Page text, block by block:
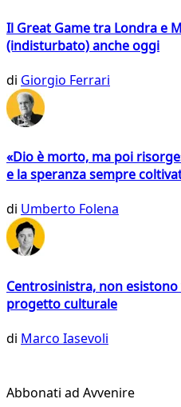
Il Great Game tra Londra e
(indisturbato) anche oggi
di Giorgio Ferrari
«Dio è morto, ma poi
e la speranza sempre
di Umberto Folena
Centrosinistra, non
progetto culturale
di Marco Iasevoli
Abbonati ad Avvenire